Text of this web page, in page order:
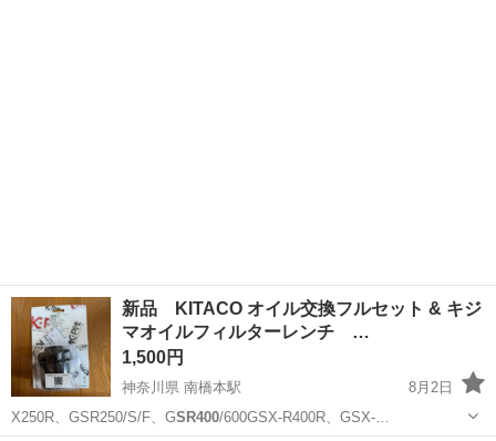
新品 KITACO オイル交換フルセット & キジ
マオイルフィルターレンチ …
1,500円
神奈川県 南橋本駅
8月2日
X250R、GSR250/S/F、GSR400/600GSX-R400R、GSX-…